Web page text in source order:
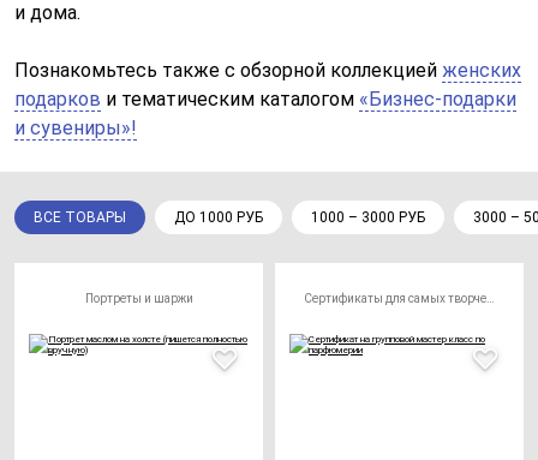
и дома.
Познакомьтесь также с обзорной коллекцией женских
подарков и тематическим каталогом «Бизнес-подарки
и сувениры»!
ВСЕ ТОВАРЫ ДО 1000 РУБ 1000 – 3000 РУБ 3000 –
Портреты и шаржи